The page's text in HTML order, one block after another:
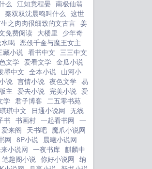
么 江知意程晏 南极仙翁
秦双双沈晨鸣叫什么 这世
之肉肉很细致的文古言 姜
免费阅读 大楼里
少年奇
喝 恶伇千金与魔王女主
藏小说 看书中文 三三中文
文学 爱看文学 金瓜小说
墨中文 全本小说 山河小
说 言情小说 夜色文学 易
主 爱去小说 完美小说 爱
学 君子博客 二五零书苑
琪琪中文 日通小说网 无线
书 书画村 一起看书网 一
爱来阁 天书吧 魔爪小说网
网 8P小说 晨曦小说网
小说网 一夜书库 麒麟中
笔趣阁小说 你好小说网 纳